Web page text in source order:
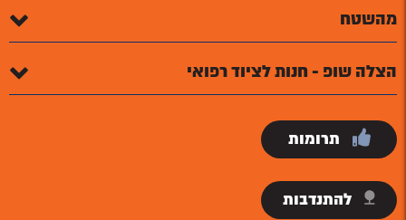
מהשטח
הצלה שופ - חנות לציוד רפואי
תרומות
להתנדבות